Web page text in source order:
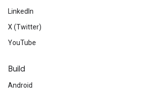
LinkedIn
X (Twitter)
YouTube
Build
Android